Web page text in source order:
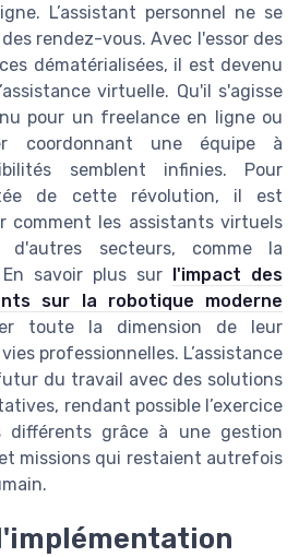
L’assistant personnel ne se
rendez-vous. Avec l'essor des
dématérialisées, il est devenu
virtuelle. Qu'il s'agisse
pour un freelance en ligne ou
coordonnant une équipe à
semblent infinies. Pour
de cette révolution, il est
comment les assistants virtuels
d'autres secteurs, comme la
savoir plus sur l'impact des
sur la robotique moderne
toute la dimension de leur
professionnelles. L’assistance
du travail avec des solutions
rendant possible l’exercice
différents grâce à une gestion
missions qui restaient autrefois